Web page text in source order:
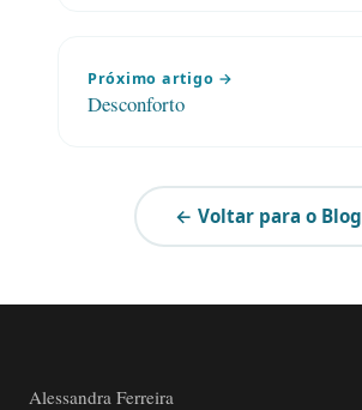
Próximo artigo →
Desconforto
← Voltar para o Blog
Alessandra Ferreira